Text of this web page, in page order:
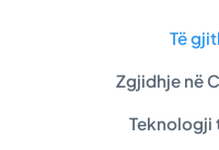
Të
Zgjidhje në
Teknologji